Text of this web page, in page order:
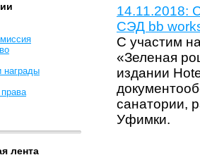
лента
14.11.2018:
СЭД bb
С участим
«Зеленая
издании
санатории,
Уфимки.